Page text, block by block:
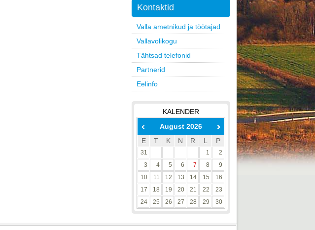
Kontaktid
Valla ametnikud ja töötajad
Vallavolikogu
Tähtsad telefonid
Partnerid
Eelinfo
KALENDER
August 2026
E
T K N R L P
31 1
2
3
4 5 6 7 8
9
10
11 12 13 14 15
16
17
18 19 20 21 22
23
24
25 26 27 28 29 30